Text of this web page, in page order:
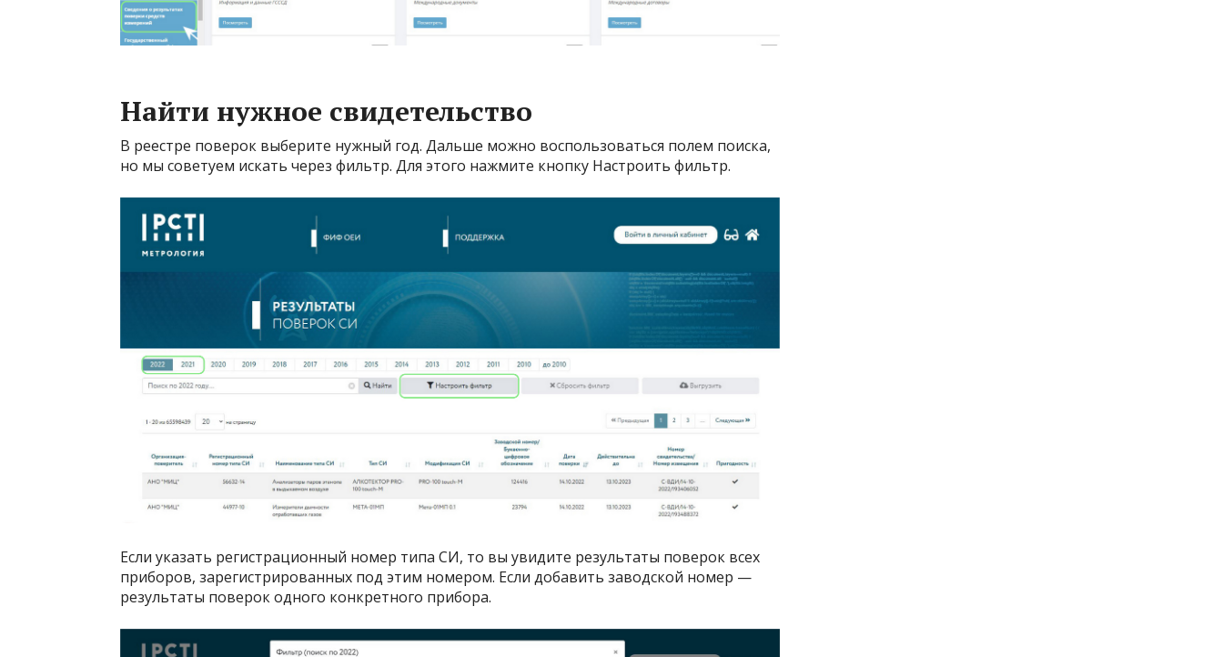
Найти нужное свидетельство
В реестре поверок выберите нужный год. Дальше можно воспользоваться полем поиска,
но мы советуем искать через фильтр. Для этого нажмите кнопку Настроить фильтр.
Если указать регистрационный номер типа СИ, то вы увидите результаты поверок всех
приборов, зарегистрированных под этим номером. Если добавить заводской номер —
результаты поверок одного конкретного прибора.